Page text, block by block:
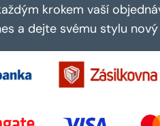
krokem vaší
a dejte svému stylu